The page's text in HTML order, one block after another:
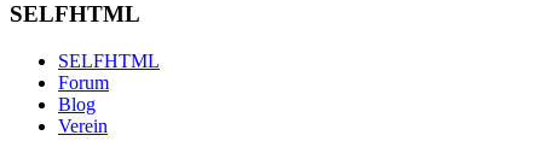
SELFHTML
SELFHTML
Forum
Blog
Verein